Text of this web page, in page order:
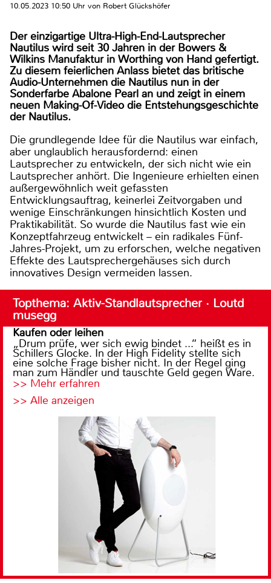
10.05.2023 10:50 Uhr von Robert Glückshöfer
Der einzigartige Ultra-High-End-Lautsprecher
Nautilus wird seit 30 Jahren in der Bowers &
Wilkins Manufaktur in Worthing von Hand gefertigt.
Zu diesem feierlichen Anlass bietet das britische
Audio-Unternehmen die Nautilus nun in der
Sonderfarbe Abalone Pearl an und zeigt in einem
neuen Making-Of-Video die Entstehungsgeschichte
der Nautilus.
Die grundlegende Idee für die Nautilus war einfach,
aber unglaublich herausfordernd: einen
Lautsprecher zu entwickeln, der sich nicht wie ein
Lautsprecher anhört. Die Ingenieure erhielten einen
außergewöhnlich weit gefassten
Entwicklungsauftrag, keinerlei Zeitvorgaben und
wenige Einschränkungen hinsichtlich Kosten und
Praktikabilität. So wurde die Nautilus fast wie ein
Konzeptfahrzeug entwickelt – ein radikales Fünf-
Jahres-Projekt, um zu erforschen, welche negativen
Effekte des Lautsprechergehäuses sich durch
innovatives Design vermeiden lassen.
Topthema: Aktiv-Standlautsprecher · Loutd
musegg
Kaufen oder leihen
„Drum prüfe, wer sich ewig bindet ...“ heißt es in
Schillers Glocke. In der High Fidelity stellte sich
eine solche Frage bisher nicht. In der Regel ging
man zum Händler und tauschte Geld gegen Ware.
>> Mehr erfahren
>> Alle anzeigen